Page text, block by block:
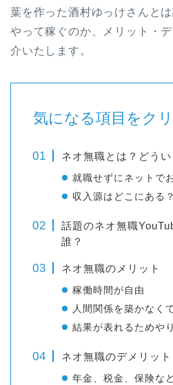
葉を作った酒村ゆっけさんと
やって稼ぐのか、メリット・
介いたします。
気になる項目をク
ネオ無職とは？どうい
就職せずにネットで
収入源はどこにある？
話題のネオ無職
誰？
ネオ無職のメリット
稼働時間が自由
人間関係を築かなく
結果が表れるためや
ネオ無職のデメリット
年金、税金、保険な